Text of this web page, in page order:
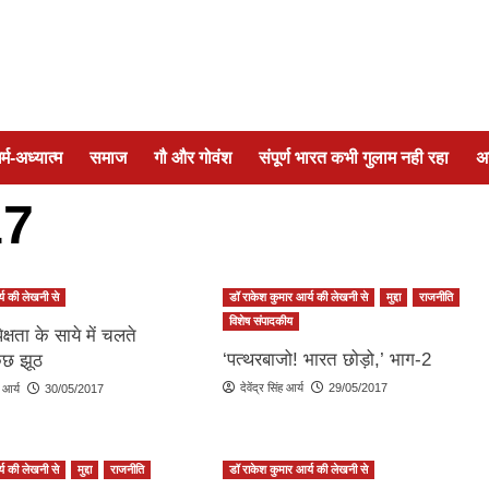
अध्यात्म समाज गौ और गोवंश संपूर्ण भारत कभी गुलाम नही रहा
की लेखनी से
के साये में चलते
झूठ
आर्य 30/05/2017
डॉ राकेश कुमार आर्य की लेखनी से मुद्दा
राजनीति
विशेष संपादकीय
‘पत्थरबाजो! भारत छोड़ो,’ भाग-2
देवेंद्र सिंह आर्य 29/05/2017
की लेखनी से मुद्दा
राजनीति
डॉ राकेश कुमार आर्य की लेखनी से